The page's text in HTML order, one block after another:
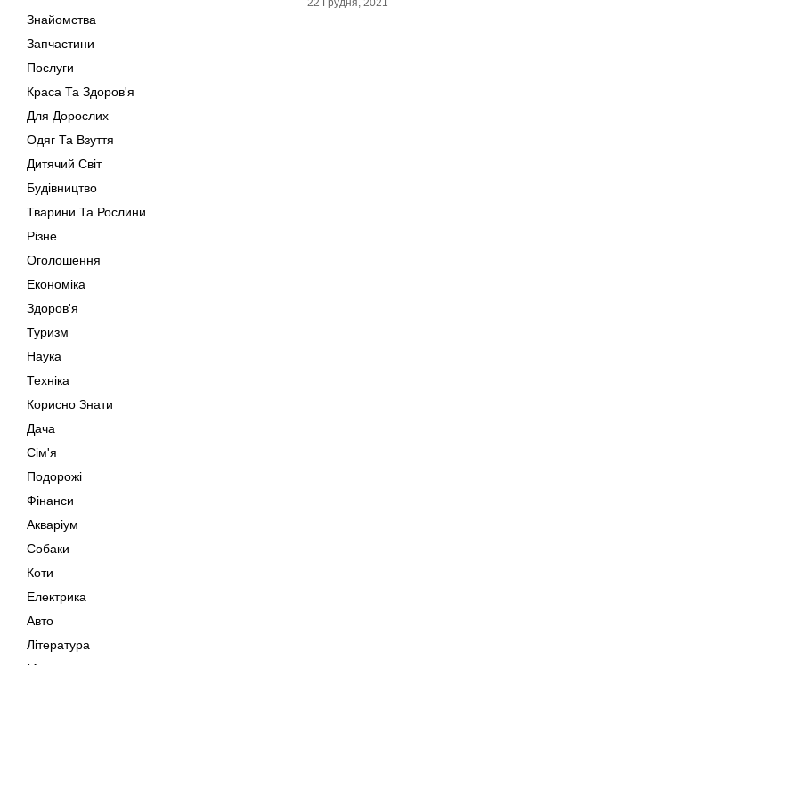
Знайомства
Запчастини
Послуги
Краса Та Здоров'я
Для Дорослих
Одяг Та Взуття
Дитячий Світ
Будівництво
Тварини Та Рослини
Різне
Оголошення
Економіка
Здоров'я
Туризм
Наука
Техніка
Корисно Знати
Дача
Сім'я
Подорожі
Фінанси
Акваріум
Собаки
Коти
Електрика
Авто
Література
Музика
22 Грудня, 2021